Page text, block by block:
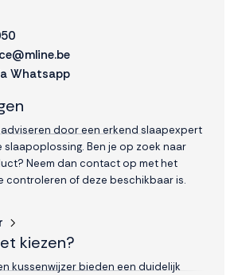
Whatsapp
door een erkend slaapexpert
slaapoplossing. Ben je op zoek naar
Neem dan contact op met het
controleren of deze beschikbaar is.
kiezen?
kussenwijzer bieden een duidelijk